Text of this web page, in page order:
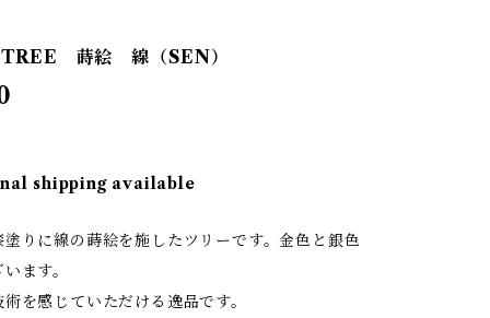
蒔絵 線（SEN）
shipping available
りに線の蒔絵を施したツリーです。金色と銀色
ます。
を感じていただける逸品です。